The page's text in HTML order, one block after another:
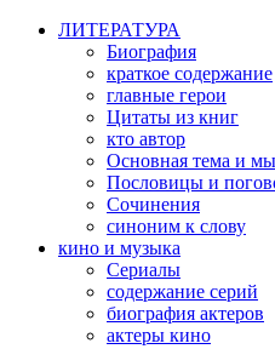
ЛИТЕРАТУРА
Биография
краткое содержание
главные герои
Цитаты из книг
кто автор
Основная тема и
Пословицы и
Сочинения
синоним к слову
кино и музыка
Сериалы
содержание серий
биография актеров
актеры кино